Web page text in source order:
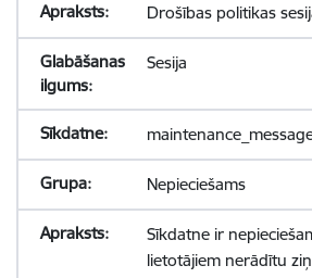
Drošības politikas
Sesija
Nepieciešams
Sīkdatne ir
lietotājiem nerādītu